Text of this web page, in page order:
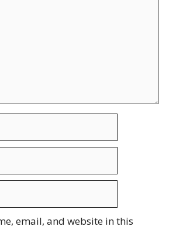
email, and website in this